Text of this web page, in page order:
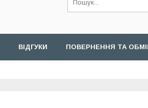
ВІДГУКИ ПОВЕРНЕННЯ ТА